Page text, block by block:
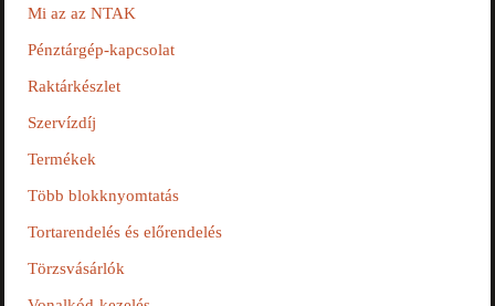
Mi az az NTAK
Pénztárgép-kapcsolat
Raktárkészlet
Szervízdíj
Termékek
Több blokknyomtatás
Tortarendelés és előrendelés
Törzsvásárlók